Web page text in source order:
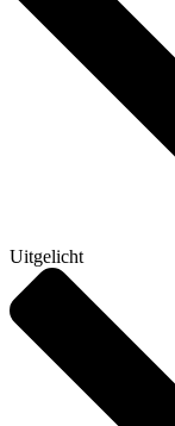
Uitgelicht